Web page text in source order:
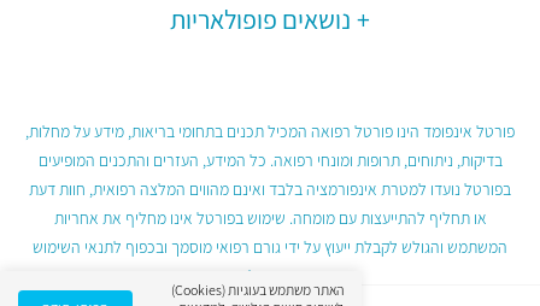
נושאים פופולאריות
פורטל אינפומד הינו פורטל רפואה המכיל תכנים בתחומי בריאות, מידע על מחלות,
בדיקות, ניתוחים, תרופות ומונחי רפואה. כל המידע, העזרים והתכנים המופיעים
בפורטל נועדו למטרת אינפורמציה בלבד ואינם מהווים המלצה רפואית, חוות דעת
או תחליף להתייעצות עם מומחה. שימוש בפורטל אינו מחליף את אחריות
המשתמש והגולש לקבלת ייעוץ על ידי גורם רפואי מוסמך ובכפוף לתנאי השימוש
בפורטל.
האתר משתמש בעוגיות (Cookies)